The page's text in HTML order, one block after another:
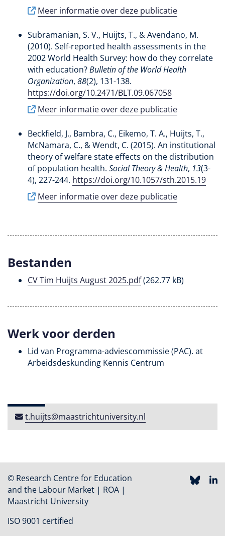
Meer informatie over deze publicatie
Subramanian, S. V., Huijts, T., & Avendano, M.
(2010). Self-reported health assessments in the
2002 World Health Survey: how do they correlate
with education?Bulletin of the World Health
Organization, 88(2), 131-138.
https://doi.org/10.2471/BLT.09.067058
Meer informatie over deze publicatie
Beckfield, J., Bambra, C., Eikemo, T. A., Huijts, T.,
McNamara, C., & Wendt, C. (2015). An institutional
theory of welfare state effects on the distribution
of population health. Social Theory & Health, 13(3-
4), 227-244. https://doi.org/10.1057/sth.2015.19
Meer informatie over deze publicatie
Bestanden
CV Tim Huijts August 2025.pdf(262.77 kB)
Werk voor derden
Lid van Programma-adviescommissie (PAC). at
Arbeidsdeskunding Kennis Centrum
t​.​huijts​@​maastricht​university​​.​nl
© Research Centre for Education
and the Labour Market | ROA |
Maastricht University
ISO 9001 certified